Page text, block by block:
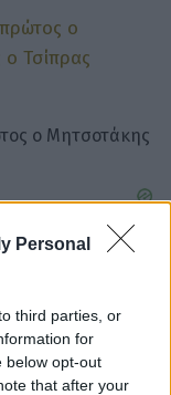
Personal
third parties, or
for
below opt-out
that after your
ο Μητσοτάκης